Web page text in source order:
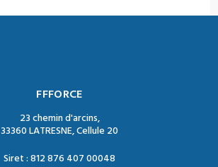
FFFORCE
23 chemin d'arcins,
33360 LATRESNE, Cellule 20
Siret : 812 876 407 00048